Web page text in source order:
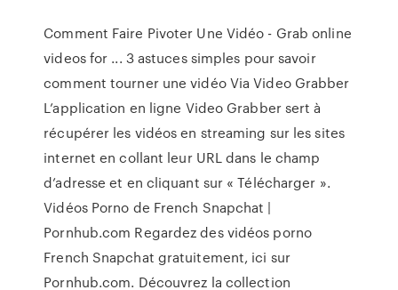
Comment Faire Pivoter Une Vidéo - Grab online
videos for ... 3 astuces simples pour savoir
comment tourner une vidéo Via Video Grabber
L’application en ligne Video Grabber sert à
récupérer les vidéos en streaming sur les sites
internet en collant leur URL dans le champ
d’adresse et en cliquant sur « Télécharger ».
Vidéos Porno de French Snapchat |
Pornhub.com Regardez des vidéos porno
French Snapchat gratuitement, ici sur
Pornhub.com. Découvrez la collection